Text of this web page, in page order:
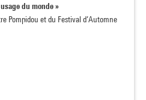
du monde »
Pompidou et du Festival d’Automne